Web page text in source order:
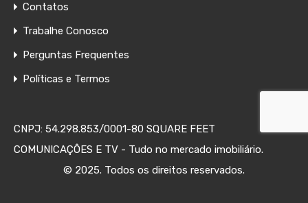
Contatos
Trabalhe Conosco
Perguntas Frequentes
Políticas e Termos
CNPJ: 54.298.853/0001-80 SQUARE FEET
COMUNICAÇÔES E TV - Tudo no mercado imobiliário.
© 2025. Todos os direitos reservados.